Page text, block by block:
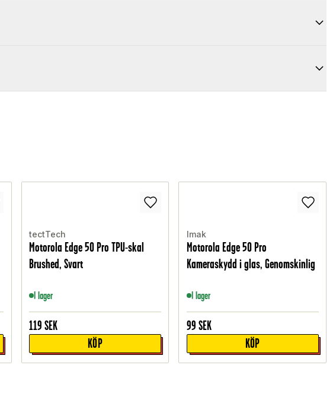
tectTech
Motorola Edge 50 Pro TPU-skal
Brushed, Svart
I lager
119 SEK
KÖP
Imak
Motorola Edge 50 Pro
Kameraskydd i glas, Genomskinlig
I lager
99 SEK
KÖP